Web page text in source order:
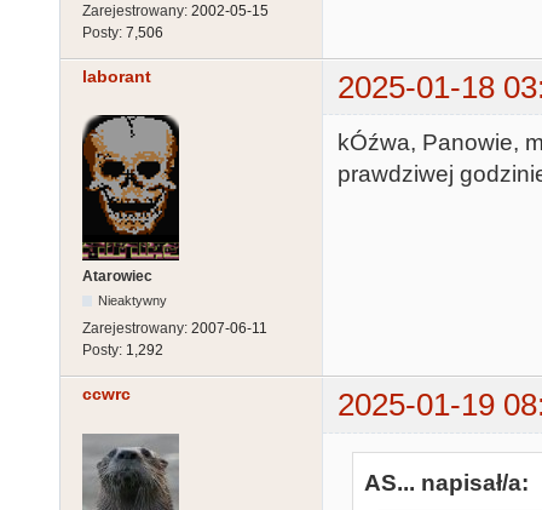
Zarejestrowany: 2002-05-15
Posty: 7,506
laborant 2025-01-18
Atarowiec
Nieaktywny
Zarejestrowany: 2007-06-11
Posty: 1,292
kÓźwa, Panowie,
prawdziwej
ccwrc 2025-01-19
AS... napisał/a: